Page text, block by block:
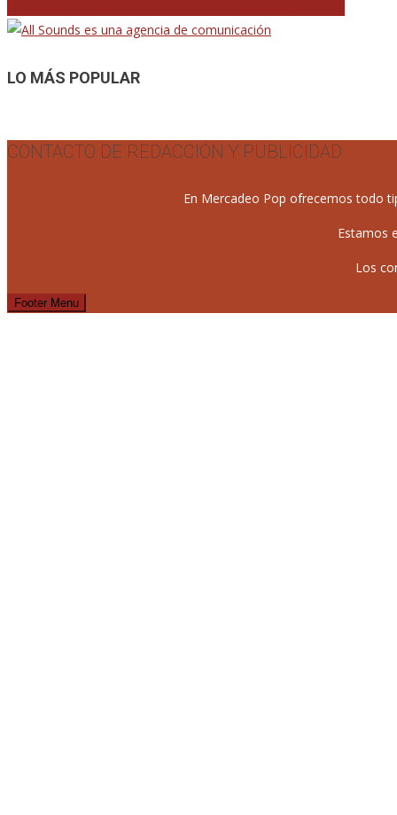
de
entradas
LO MÁS POPULAR
CONTACTO DE REDACCIÓN Y PUBLICIDAD
En Mercadeo Pop ofrecemos todo
Estamos
Los
Footer Menu